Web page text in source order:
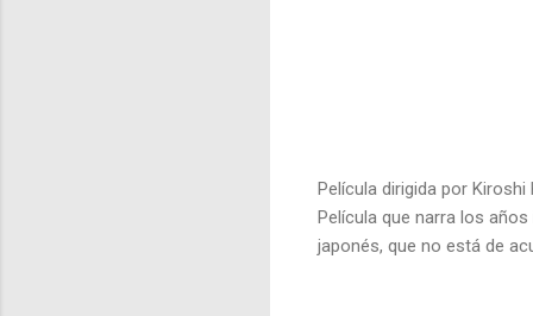
Película dirigida por Kiroshi
Película que narra los
japonés, que no está de